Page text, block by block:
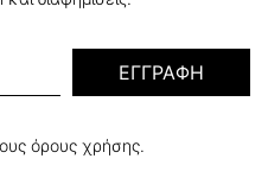
ΕΓΓΡΑΦΗ
όρους χρήσης.